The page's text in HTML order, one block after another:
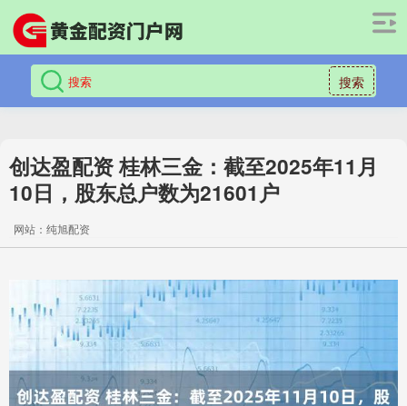
搜索
创达盈配资 桂林三金：截至2025年11月
10日，股东总户数为21601户
网站：纯旭配资